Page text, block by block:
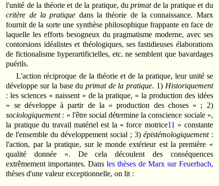
l'unité de la théorie et de la pratique, duprimatde la pratique et du
critère de la pratique dans la théorie de la connaissance. Marx
fournit de la sorte une synthèse philosophique frappante en face de
laquelle les efforts besogneux du pragmatisme moderne, avec ses
contorsions idéalistes et théologiques, ses fastidieuses élaborations
de fictionalisme hyperartificielles, etc. ne semblent que bavardages
puérils.
L'action réciproque de la théorie et de la pratique, leur unité se
développe sur la base du primat de la pratique. 1) Historiquement
: les sciences « naissent » de la pratique, « la production des idées
» se développe à partir de la « production des choses » ; 2)
sociologiquement : « l'être social détermine la conscience sociale »,
la pratique du travail matériel est la « force motrice11 » constante
de l'ensemble du développement social ; 3) épistémologiquement :
l'action, par la pratique, sur le monde extérieur est la première «
qualité donnée ». De cela découlent des conséquences
extrêmement importantes. Dansles thèses de Marx sur Feuerbach,
thèses d'une valeur exceptionnelle, on lit :